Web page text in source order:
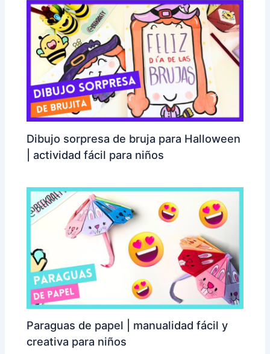
Dibujo sorpresa de bruja para Halloween
| actividad fácil para niños
Paraguas de papel | manualidad fácil y
creativa para niños